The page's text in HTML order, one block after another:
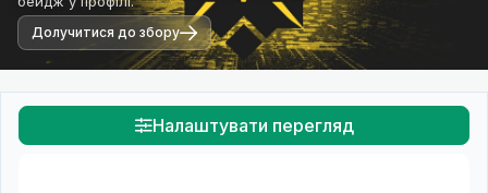
Долучитися до збору
Налаштувати перегляд